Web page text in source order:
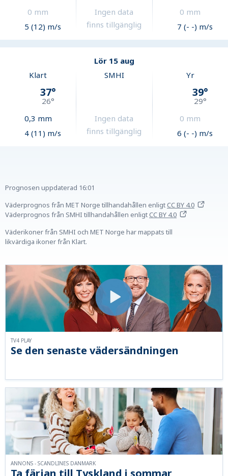
0 mm
5 (12) m/s
Ingen data
finns tillgänglig
0 mm
7 (- -) m/s
Lör 15 aug
Klart
37°
26°
0,3 mm
4 (11) m/s
SMHI
Ingen data
finns tillgänglig
Yr
39°
29°
0 mm
6 (- -) m/s
Prognosen uppdaterad 16:01
Väderprognos från MET Norge tillhandahållen enligtCC BY 4.0
Väderprognos från SMHI tillhandahållen enligtCC BY 4.0
Väderikoner från SMHI och MET Norge har mappats till
likvärdiga ikoner från Klart.
Se den senaste vädersändningen
TV4 PLAY
ANNONS - SCANDLINES DANMARK